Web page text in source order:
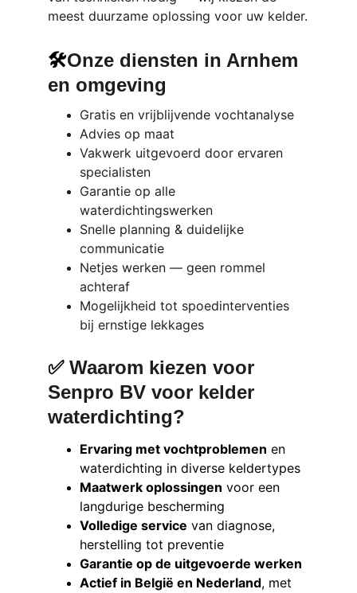
meest duurzame oplossing voor uw kelder.
🛠️Onze diensten in Arnhem
en omgeving
✅ Waarom kiezen voor
Senpro BV voor kelder
waterdichting?
Ervaring met vochtproblemen en
waterdichting in diverse keldertypes
Maatwerk oplossingen voor een
langdurige bescherming
Volledige service van diagnose,
herstelling tot preventie
Garantie op de uitgevoerde werken
Actief in België en Nederland, met
Gratis en vrijblijvende vochtanalyse
Advies op maat
Vakwerk uitgevoerd door ervaren
specialisten
Garantie op alle
waterdichtingswerken
Snelle planning & duidelijke
communicatie
Netjes werken — geen rommel
achteraf
Mogelijkheid tot spoedinterventies
bij ernstige lekkages